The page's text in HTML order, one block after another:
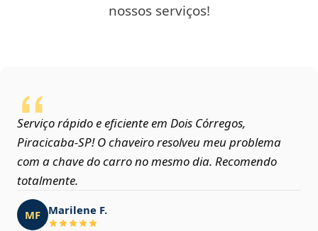
nossos serviços!
Serviço rápido e eficiente em Dois Córregos,
Piracicaba‑SP! O chaveiro resolveu meu problema
com a chave do carro no mesmo dia. Recomendo
totalmente.
MF Marilene F.